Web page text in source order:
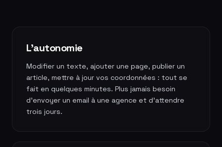
L'autonomie
Modifier un texte, ajouter une page, publier un
article, mettre à jour vos coordonnées : tout se
fait en quelques minutes. Plus jamais besoin
d'envoyer un email à une agence et d'attendre
trois jours.